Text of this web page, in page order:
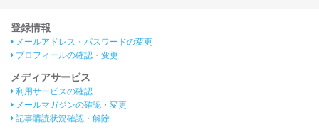
登録情報
メールアドレス・パスワードの変更
プロフィールの確認・変更
メディアサービス
利用サービスの確認
メールマガジンの確認・変更
記事購読状況確認・解除